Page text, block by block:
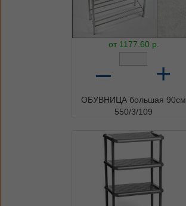
от 1177.60 р.
– +
ОБУВНИЦА большая 90см
550/3/109